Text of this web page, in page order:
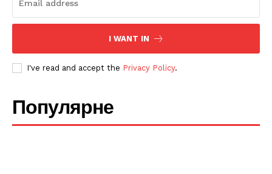
Company
I WANT IN
I've read and accept the Privacy Policy.
Популярне